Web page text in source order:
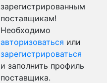
зарегистрированным
поставщикам!
Необходимо
авторизоваться или
зарегистрироваться
и заполнить профиль
поставщика.